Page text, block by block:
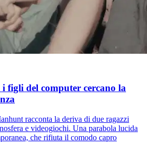
figli del computer cercano la
racconta la deriva di due ragazzi
e videogiochi. Una parabola lucida
che rifiuta il comodo capro